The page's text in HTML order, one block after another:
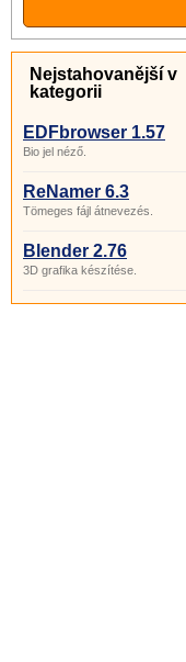
Nejstahovanější v
kategorii
EDFbrowser 1.57
Bio jel néző.
ReNamer 6.3
Tömeges fájl átnevezés.
Blender 2.76
3D grafika készítése.